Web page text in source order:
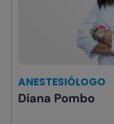
ANESTESIÓLOGO
Diana Pombo